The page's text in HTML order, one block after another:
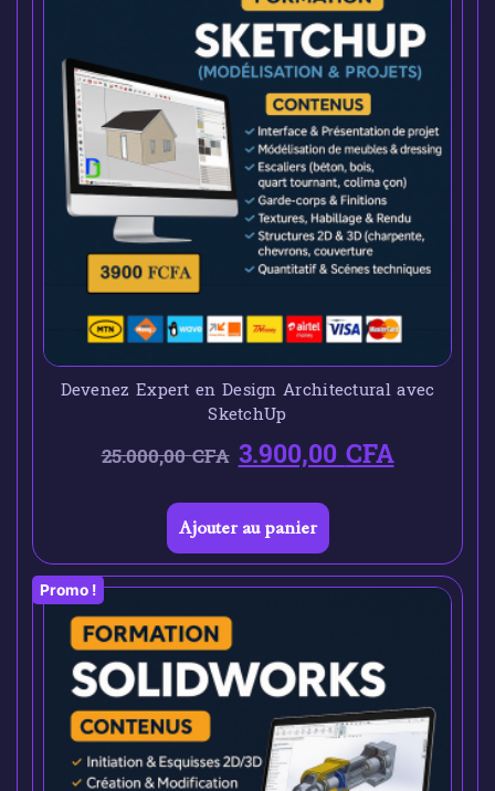
Devenez Expert en Design Architectural avec
SketchUp
25.000,00CFA 3.900,00CFA
Ajouter au panier
Promo !